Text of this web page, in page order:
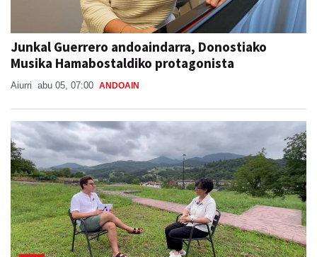
Junkal Guerrero andoaindarra, Donostiako
Musika Hamabostaldiko protagonista
Aiurri abu 05, 07:00 ANDOAIN